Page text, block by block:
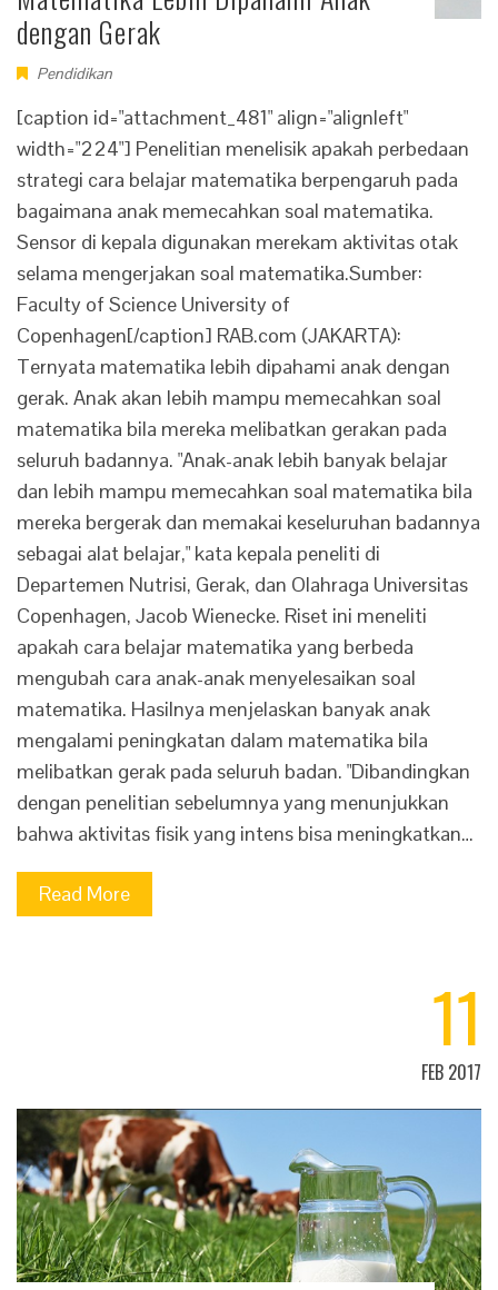
dengan Gerak
Pendidikan
[caption id="attachment_481" align="alignleft"
width="224"] Penelitian menelisik apakah perbedaan
strategi cara belajar matematika berpengaruh pada
bagaimana anak memecahkan soal matematika.
Sensor di kepala digunakan merekam aktivitas otak
selama mengerjakan soal matematika.Sumber:
Faculty of Science University of
Copenhagen[/caption] RAB.com (JAKARTA):
Ternyata matematika lebih dipahami anak dengan
gerak. Anak akan lebih mampu memecahkan soal
matematika bila mereka melibatkan gerakan pada
seluruh badannya. "Anak-anak lebih banyak belajar
dan lebih mampu memecahkan soal matematika bila
mereka bergerak dan memakai keseluruhan badannya
sebagai alat belajar," kata kepala peneliti di
Departemen Nutrisi, Gerak, dan Olahraga Universitas
Copenhagen, Jacob Wienecke. Riset ini meneliti
apakah cara belajar matematika yang berbeda
mengubah cara anak-anak menyelesaikan soal
matematika. Hasilnya menjelaskan banyak anak
mengalami peningkatan dalam matematika bila
melibatkan gerak pada seluruh badan. "Dibandingkan
dengan penelitian sebelumnya yang menunjukkan
bahwa aktivitas fisik yang intens bisa meningkatkan…
Read More
11
FEB 2017